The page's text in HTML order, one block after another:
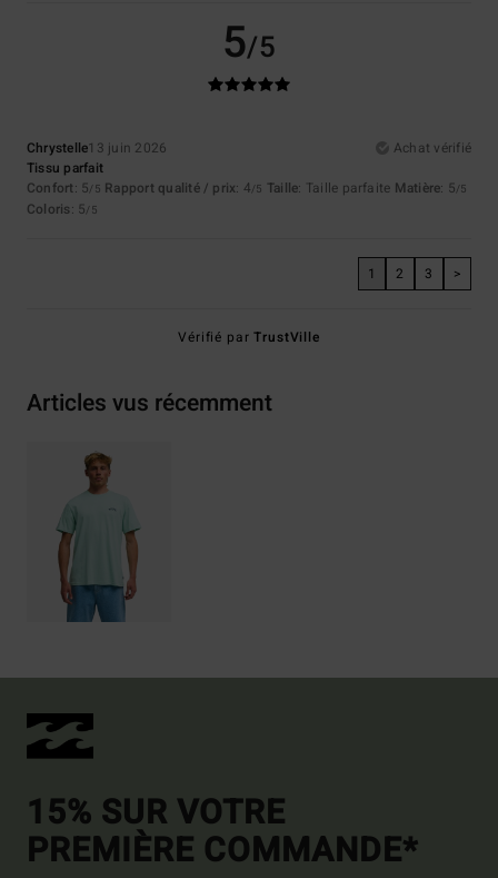
5/5
Chrystelle13 juin 2026
Achat vérifié
Tissu parfait
Confort: 5/5 Rapport qualité / prix: 4/5 Taille: Taille parfaite Matière: 5/5
Coloris: 5/5
1 2 3 >
Vérifié parTrustVille
Articles vus récemment
15% SUR VOTRE
PREMIÈRE COMMANDE*